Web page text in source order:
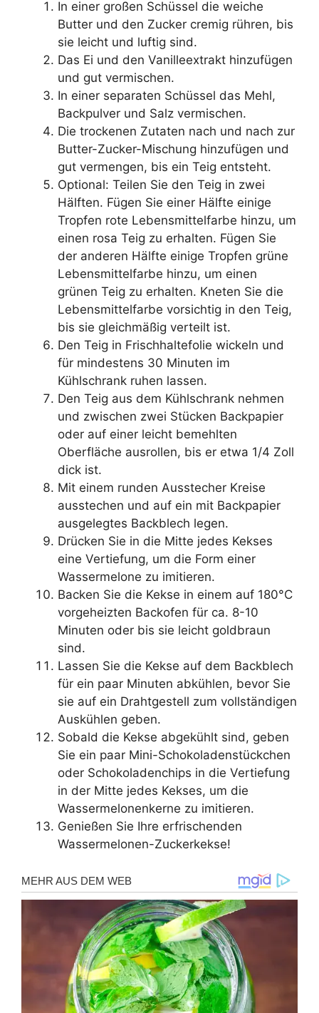
In einer großen Schüssel die weiche
Butter und den Zucker cremig rühren, bis
sie leicht und luftig sind.
Das Ei und den Vanilleextrakt hinzufügen
und gut vermischen.
In einer separaten Schüssel das Mehl,
Backpulver und Salz vermischen.
Die trockenen Zutaten nach und nach zur
Butter-Zucker-Mischung hinzufügen und
gut vermengen, bis ein Teig entsteht.
Optional: Teilen Sie den Teig in zwei
Hälften. Fügen Sie einer Hälfte einige
Tropfen rote Lebensmittelfarbe hinzu, um
einen rosa Teig zu erhalten. Fügen Sie
der anderen Hälfte einige Tropfen grüne
Lebensmittelfarbe hinzu, um einen
grünen Teig zu erhalten. Kneten Sie die
Lebensmittelfarbe vorsichtig in den Teig,
bis sie gleichmäßig verteilt ist.
Den Teig in Frischhaltefolie wickeln und
für mindestens 30 Minuten im
Kühlschrank ruhen lassen.
Den Teig aus dem Kühlschrank nehmen
und zwischen zwei Stücken Backpapier
oder auf einer leicht bemehlten
Oberfläche ausrollen, bis er etwa 1/4 Zoll
dick ist.
Mit einem runden Ausstecher Kreise
ausstechen und auf ein mit Backpapier
ausgelegtes Backblech legen.
Drücken Sie in die Mitte jedes Kekses
eine Vertiefung, um die Form einer
Wassermelone zu imitieren.
Backen Sie die Kekse in einem auf 180°C
vorgeheizten Backofen für ca. 8-10
Minuten oder bis sie leicht goldbraun
sind.
Lassen Sie die Kekse auf dem Backblech
für ein paar Minuten abkühlen, bevor Sie
sie auf ein Drahtgestell zum vollständigen
Auskühlen geben.
Sobald die Kekse abgekühlt sind, geben
Sie ein paar Mini-Schokoladenstückchen
oder Schokoladenchips in die Vertiefung
in der Mitte jedes Kekses, um die
Wassermelonenkerne zu imitieren.
Genießen Sie Ihre erfrischenden
Wassermelonen-Zuckerkekse!